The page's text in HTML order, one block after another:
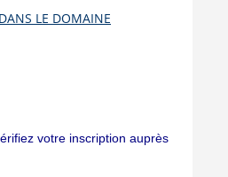
LE DOMAINE
votre inscription auprès